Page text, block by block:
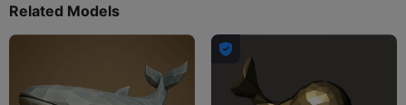
Related Models
